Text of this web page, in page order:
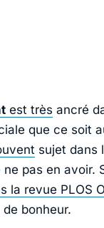
est très ancré
que ce soit
sujet dans
pas en avoir.
la revue PLOS
bonheur.